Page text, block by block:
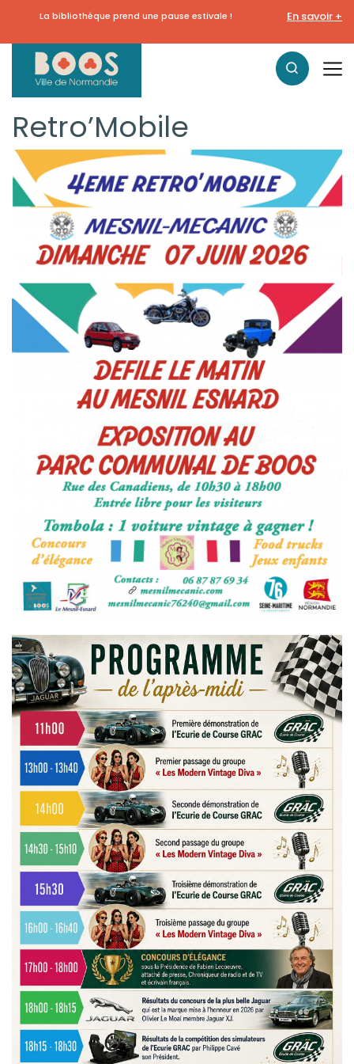
La bibliothèque prend une pause estivale ! En savoir +
Retro’Mobile